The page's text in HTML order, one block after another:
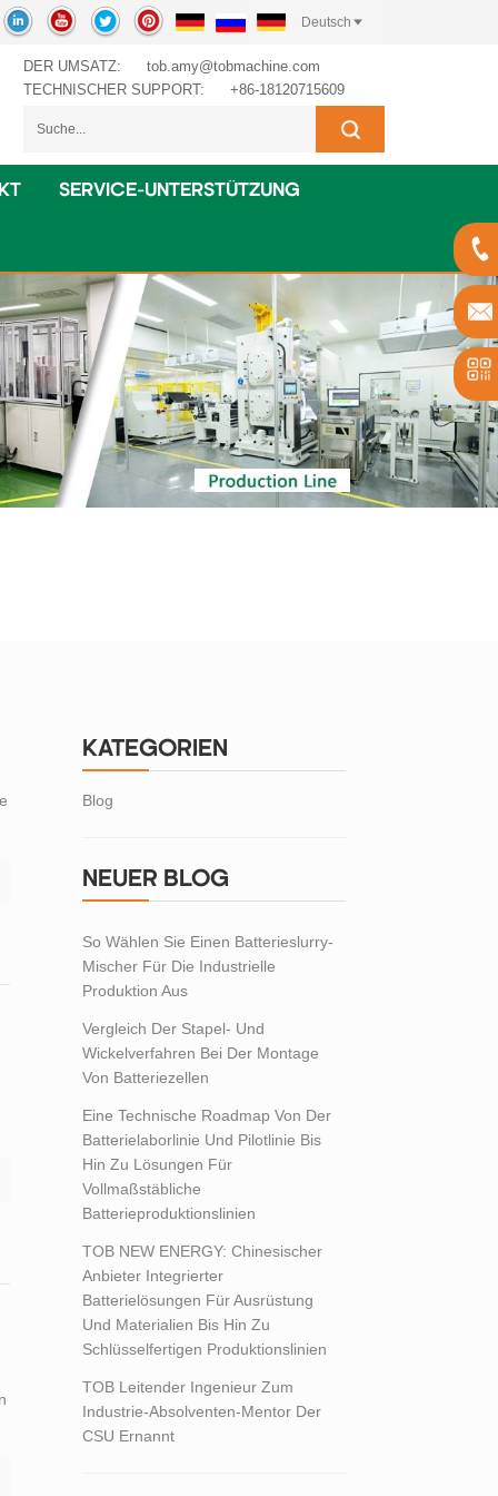
Deutsch
DER UMSATZ:
tob.amy@tobmachine.com
TECHNISCHER SUPPORT:
+86-18120715609
SERVICE-UNTERSTÜTZUNG
KATEGORIEN
Blog
NEUER BLOG
So Wählen Sie Einen Batterieslurry-
Mischer Für Die Industrielle
Produktion Aus
Vergleich Der Stapel- Und
Wickelverfahren Bei Der Montage
Von Batteriezellen
Eine Technische Roadmap Von Der
Batterielaborlinie Und Pilotlinie Bis
Hin Zu Lösungen Für
Vollmaßstäbliche
Batterieproduktionslinien
TOB NEW ENERGY: Chinesischer
Anbieter Integrierter
Batterielösungen Für Ausrüstung
Und Materialien Bis Hin Zu
Schlüsselfertigen Produktionslinien
TOB Leitender Ingenieur Zum
Industrie-Absolventen-Mentor Der
CSU Ernannt